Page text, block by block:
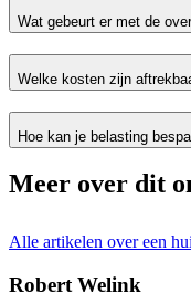
Wat gebeurt er met de
Welke kosten zijn
Hoe kan je belasting
Meer over dit
Alle artikelen overeen
Robert Welink